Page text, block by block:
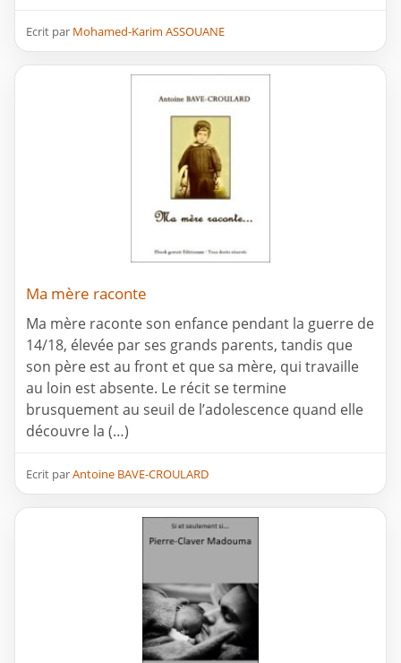
Ecrit par Mohamed-Karim ASSOUANE
Ma mère raconte
Ma mère raconte son enfance pendant la guerre de
14/18, élevée par ses grands parents, tandis que
son père est au front et que sa mère, qui travaille
au loin est absente. Le récit se termine
brusquement au seuil de l’adolescence quand elle
découvre la (…)
Ecrit parAntoine BAVE-CROULARD